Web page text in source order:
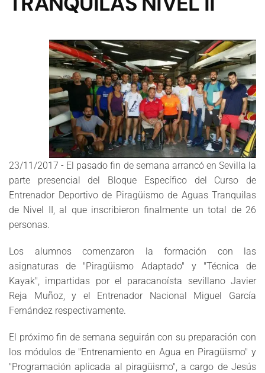
23/11/2017 - El pasado fin de semana arrancó en Sevilla la
parte presencial del Bloque Específico del Curso de
Entrenador Deportivo de Piragüismo de Aguas Tranquilas
de Nivel II, al que inscribieron finalmente un total de 26
personas.
Los alumnos comenzaron la formación con las
asignaturas de "Piragüismo Adaptado" y "Técnica de
Kayak", impartidas por el paracanoísta sevillano Javier
Reja Muñoz, y el Entrenador Nacional Miguel García
Fernández respectivamente.
El próximo fin de semana seguirán con su preparación con
los módulos de "Entrenamiento en Agua en Piragüismo" y
"Programación aplicada al piragüismo", a cargo de Jesús